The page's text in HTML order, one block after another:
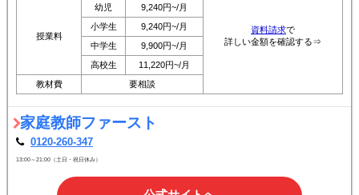
資料請求で
詳しい金額を確認する⇒
授業料
幼児
9,240円~/月
小学生
9,240円~/月
中学生
9,900円~/月
高校生
11,220円~/月
教材費
要相談
家庭教師ファースト
0120-260-347
13:00～21:00（土日・祝日休み）